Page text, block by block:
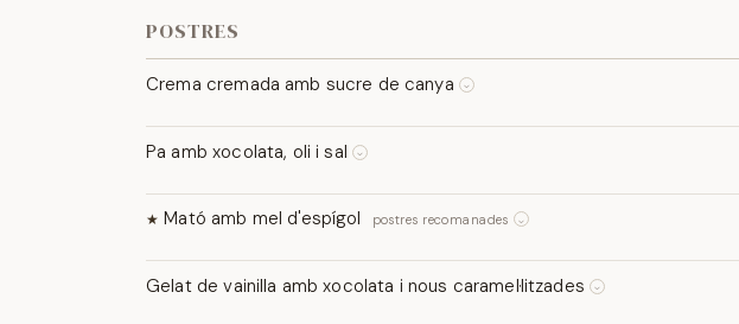
POSTRES
Crema cremada amb sucre de canya ⌵
Pa amb xocolata, oli i sal ⌵
★ Mató amb mel d'espígol postres recomanades ⌵
Gelat de vainilla amb xocolata i nous caramel·litzades ⌵